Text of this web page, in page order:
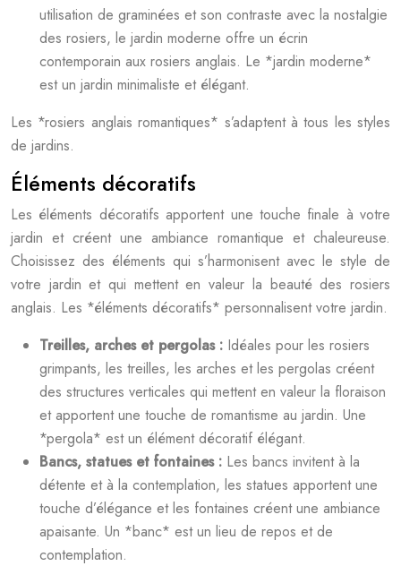
utilisation de graminées et son contraste avec la nostalgie
des rosiers, le jardin moderne offre un écrin
contemporain aux rosiers anglais. Le *jardin moderne*
est un jardin minimaliste et élégant.
Les *rosiers anglais romantiques* s’adaptent à tous les styles
de jardins.
Éléments décoratifs
Les éléments décoratifs apportent une touche finale à votre
jardin et créent une ambiance romantique et chaleureuse.
Choisissez des éléments qui s’harmonisent avec le style de
votre jardin et qui mettent en valeur la beauté des rosiers
anglais. Les *éléments décoratifs* personnalisent votre jardin.
Treilles, arches et pergolas : Idéales pour les rosiers
grimpants, les treilles, les arches et les pergolas créent
des structures verticales qui mettent en valeur la floraison
et apportent une touche de romantisme au jardin. Une
*pergola* est un élément décoratif élégant.
Bancs, statues et fontaines : Les bancs invitent à la
détente et à la contemplation, les statues apportent une
touche d’élégance et les fontaines créent une ambiance
apaisante. Un *banc* est un lieu de repos et de
contemplation.